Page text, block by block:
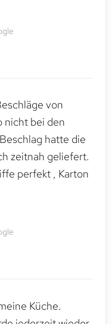
von
nicht bei den
hatte die
zeitnah geliefert.
perfekt , Karton
Küche.